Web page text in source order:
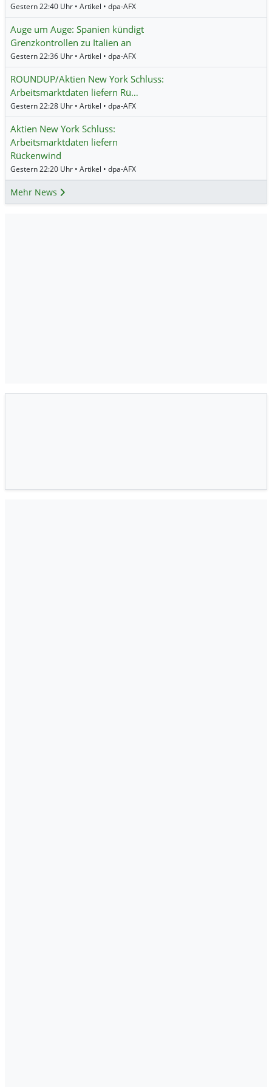
Gestern 22:40 Uhr • Artikel • dpa-AFX
Auge um Auge: Spanien kündigt
Grenzkontrollen zu Italien an
Gestern 22:36 Uhr • Artikel • dpa-AFX
ROUNDUP/Aktien New York Schluss:
Arbeitsmarktdaten liefern Rü…
Gestern 22:28 Uhr • Artikel • dpa-AFX
Aktien New York Schluss:
Arbeitsmarktdaten liefern
Rückenwind
Gestern 22:20 Uhr • Artikel • dpa-AFX
Mehr News